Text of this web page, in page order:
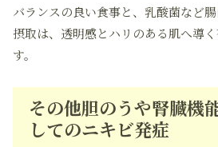
バランスの良い食事と、乳酸菌など
摂取は、透明感とハリのある肌へ導
す。
その他胆のうや腎臓機
してのニキビ発症